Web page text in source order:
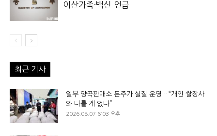
이산가족·백신 언급
최근 기사
일부 양곡판매소 돈주가 실질 운영…“개인 쌀장사
와 다를 게 없다”
2026.08.07 6:03 오후